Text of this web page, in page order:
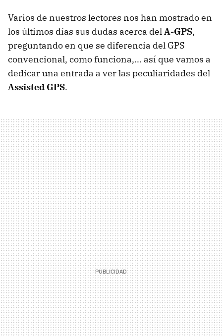
Varios de nuestros lectores nos han mostrado en
los últimos días sus dudas acerca delA-GPS,
preguntando en que se diferencia del GPS
convencional, como funciona,... así que vamos a
dedicar una entrada a ver las peculiaridades del
Assisted GPS.